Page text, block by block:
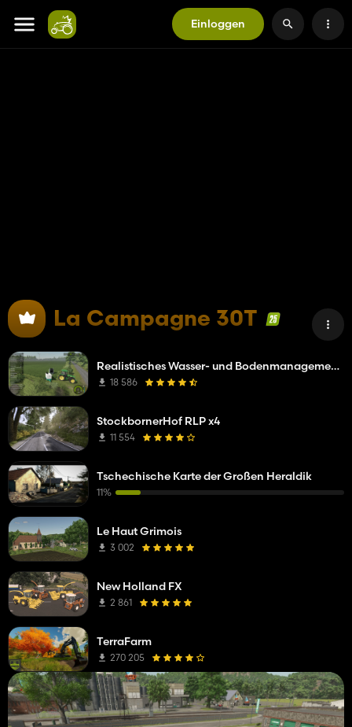
Einloggen
La Campagne 30T
Realistisches Wasser- und Bodenmanagement (RWSM)
18 586
StockbornerHof RLP x4
11 554
Tschechische Karte der Großen Heraldik
11%
Le Haut Grimois
3 002
New Holland FX
2 861
TerraFarm
270 205